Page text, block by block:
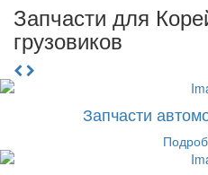
Запчасти для
грузовиков
Запчасти